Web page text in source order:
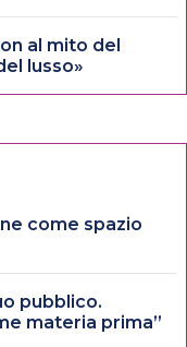
al mito del
lusso»
come spazio
pubblico.
materia prima”